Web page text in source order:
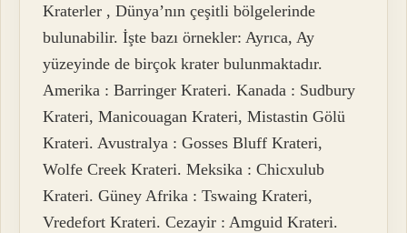
Kraterler , Dünya’nın çeşitli bölgelerinde
bulunabilir. İşte bazı örnekler: Ayrıca, Ay
yüzeyinde de birçok krater bulunmaktadır.
Amerika : Barringer Krateri. Kanada : Sudbury
Krateri, Manicouagan Krateri, Mistastin Gölü
Krateri. Avustralya : Gosses Bluff Krateri,
Wolfe Creek Krateri. Meksika : Chicxulub
Krateri. Güney Afrika : Tswaing Krateri,
Vredefort Krateri. Cezayir : Amguid Krateri.